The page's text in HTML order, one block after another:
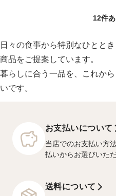
12件
日々の食事から特別なひとと
商品をご提案しています。
暮らしに合う一品を、これか
いです。
お支払いについて
当店でのお支払い方
払いからお選びいただ
送料について